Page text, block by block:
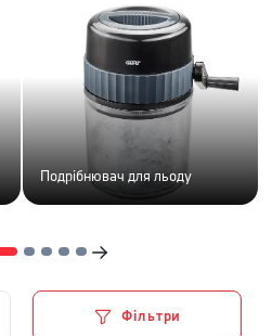
Подрібнювач для льоду
Фільтри